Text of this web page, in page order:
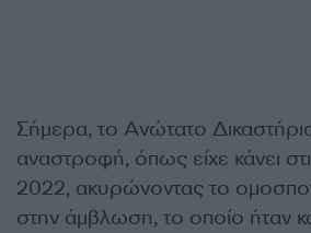
Σήμερα, το Ανώτατο
αναστροφή, όπως είχε κάνει
2022, ακυρώνοντας το
στην άμβλωση, το οποίο ήταν